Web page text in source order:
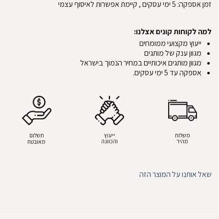
זמן אספקה: 5ימי עסקים, קיימת אפשרות לאיסוף עצמי
למה לקוחות קונים אצלנו:
ייעוץ מקצועי ממומחים
מגוון ענק של מותגים
מגוון מותגים איכותיים במחיר הנמוך בישראל
אספקה עד 5 ימי עסקים.
משלוח
מהיר
ייעוץ
והכוונה
תשלום
מאובטח
שאל אותנו על המוצר הזה